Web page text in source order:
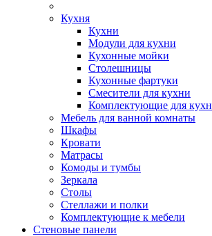
Кухня
Кухни
Модули для кухни
Кухонные мойки
Столешницы
Кухонные фартуки
Смесители для кухни
Комплектующие для
Мебель для ванной комнаты
Шкафы
Кровати
Матрасы
Комоды и тумбы
Зеркала
Столы
Стеллажи и полки
Комплектующие к мебели
Стеновые панели